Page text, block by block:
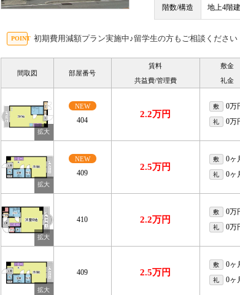
階数/構造 地上4階
初期費用減額プラン実施中♪留学生の方もご相談ください
間取図 部屋番号
賃料
共益費/管理費
敷金
礼金
NEW
404
2.2万円
敷 0万
礼 0万
NEW
409
2.5万円
敷 0ヶ
礼 0ヶ
410 2.2万円
敷 0万
礼 0万
409 2.5万円
敷 0ヶ
礼 0ヶ